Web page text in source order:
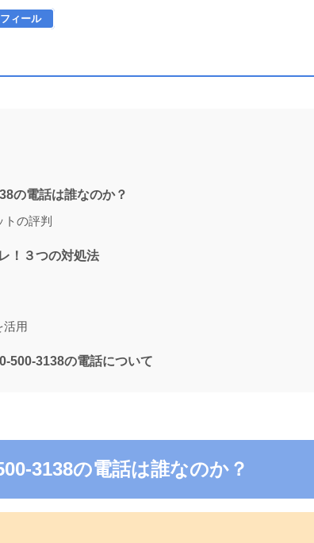
ィール
の電話は誰なのか？
の評判
！３つの対処法
用
500-3138の電話について
3138の電話は誰なのか？